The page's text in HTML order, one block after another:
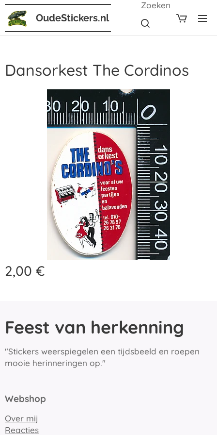
OudeStickers.nl
Zoeken
Dansorkest The Cordinos
2,00 €
Feest van herkenning
"Stickers weerspiegelen een tijdsbeeld en roepen
mooie herinneringen op."
Webshop
Over mij
Reacties